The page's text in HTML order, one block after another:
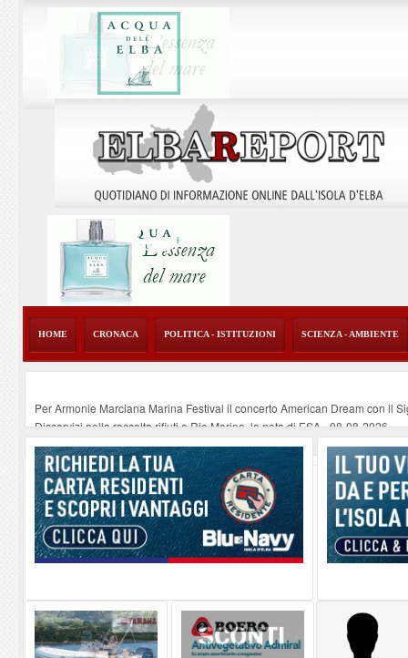
HOME CRONACA POLITICA - ISTITUZIONI SCIENZA - AMBIENTE
Per Armonie Marciana Marina Festival il concerto American Dream con il
Disservizi nella raccolta rifiuti a Rio Marina, la nota di ESA-08-08-2026
Domenica il Sand Art Show a Portoferraio-08-08-2026
Gestione dello stadio “Mario Giannoni”, siglata la convenzione tra
Chi ha paura di Paolo di Pietro Diversi inaugura una nuova pagina